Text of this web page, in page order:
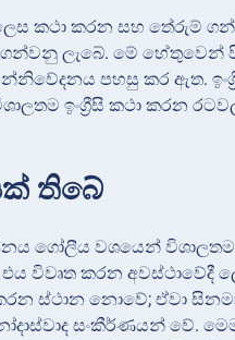
කථා කරන සහ තේරුම්
උගන්වනු ලැබේ. මේ හේතුවෙන්
පහසු කර ඇත.
ඉංග්‍රීසි කථා කරන
තිබේ
ගෝලීය වශයෙන් විශාලතම
එය විවෘත කරන අවස්ථාවේදී
ස්ථාන නොවේ; ඒවා සිනමා
සංකීර්ණයන් වේ.